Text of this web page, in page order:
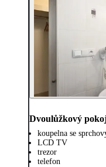
Dvoulůžkový
koupelna se
LCD TV
trezor
telefon